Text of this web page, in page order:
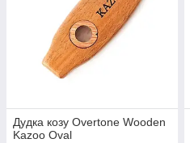
Дудка козу Overtone Wooden
Kazoo Oval